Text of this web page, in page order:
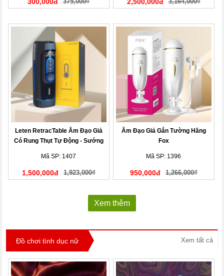
300,000đ 2,500,000đ
Leten RetracTable Âm Đạo Giả
Có Rung Thụt Tự Động - Sướng
Mã SP: 1407
1,500,000đ 1,923,000₫
Âm Đạo Giả Gắn Tường Hãng
Fox
Mã SP: 1396
950,000đ 1,266,000₫
Xem thêm
Đồ chơi tình dục nữ Xem tất cả